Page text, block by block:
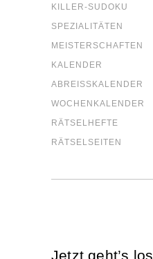
KIL­LER-SUDO­KU
SPE­ZIA­LI­TÄ­TEN
MEIS­TER­SCHAF­TEN
KALEN­DER
ABREISS­KA­LEN­DER
WOCHEN­KA­LEN­DER
RÄT­SEL­HEF­TE
RÄT­SEL­SEI­TEN
Jetzt geht’s los